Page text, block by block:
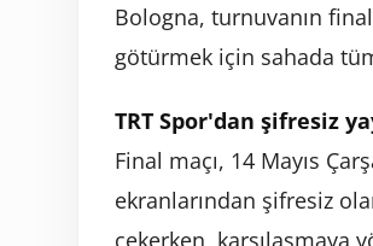
Bologna, turnuvanın
götürmek için sahada
TRT Spor'dan şifresiz
Final maçı, 14 Mayıs
ekranlarından şifresiz
çekerken, karşılaşmaya